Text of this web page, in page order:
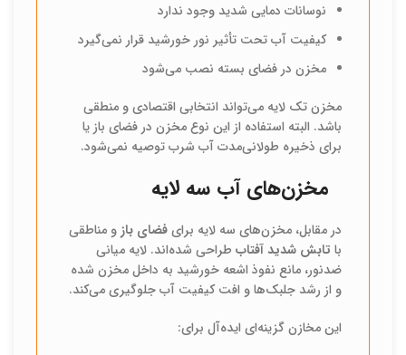
نوسانات دمایی شدید وجود ندارد
کیفیت آب تحت تأثیر نور خورشید قرار نمی‌گیرد
مخزن در فضای بسته نصب می‌شود
مخزن تک لایه می‌تواند انتخابی اقتصادی و منطقی
باشد. البته استفاده از این نوع مخزن در فضای باز یا
برای ذخیره طولانی‌مدت آب شرب توصیه نمی‌شود.
مخزن‌های آب سه لایه
در مقابل، مخزن‌های سه لایه برایفضای باز و مناطقی
با تابش شدید آفتاب طراحی شده‌اند. لایه میانی
ضدنور، مانع نفوذ اشعه خورشید به داخل مخزن شده
و از رشد جلبک‌ها و افت کیفیت آب جلوگیری می‌کند.
این مخازن گزینه‌ای ایده‌آل برای: